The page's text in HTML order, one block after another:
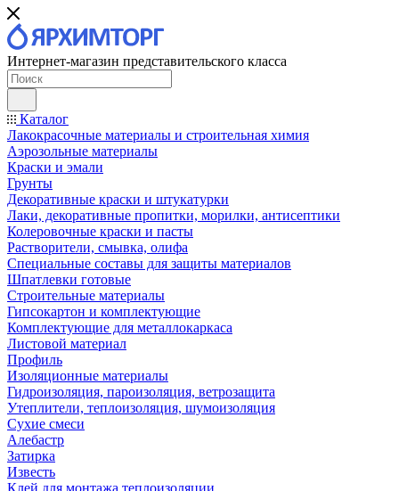
Интернет-магазин представительского класса
Каталог
Лакокрасочные материалы и строительная химия
Аэрозольные материалы
Краски и эмали
Грунты
Декоративные краски и штукатурки
Лаки, декоративные пропитки, морилки, антисептики
Колеровочные краски и пасты
Растворители, смывка, олифа
Специальные составы для защиты материалов
Шпатлевки готовые
Строительные материалы
Гипсокартон и комплектующие
Комплектующие для металлокаркаса
Листовой материал
Профиль
Изоляционные материалы
Гидроизоляция, пароизоляция, ветрозащита
Утеплители, теплоизоляция, шумоизоляция
Сухие смеси
Алебастр
Затирка
Известь
Клей для монтажа теплоизоляции